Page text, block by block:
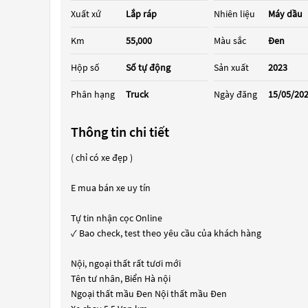
Xuất xứ Lắp ráp
Km 55,000
Hộp số Số tự động
Phân hạng Truck
Nhiên liệu Máy dầu
Màu sắc Đen
Sản xuất 2023
Ngày đăng 15/05/
Thông tin chi tiết
( chỉ có xe đẹp )
E mua bán xe uy tín
Tự tin nhận cọc Online
✓ Bao check, test theo yêu cầu của khách hàng
Nội, ngoại thất rất tươi mới
Tên tư nhân, Biển Hà nội
Ngoại thất mầu Đen Nội thất mầu Đen